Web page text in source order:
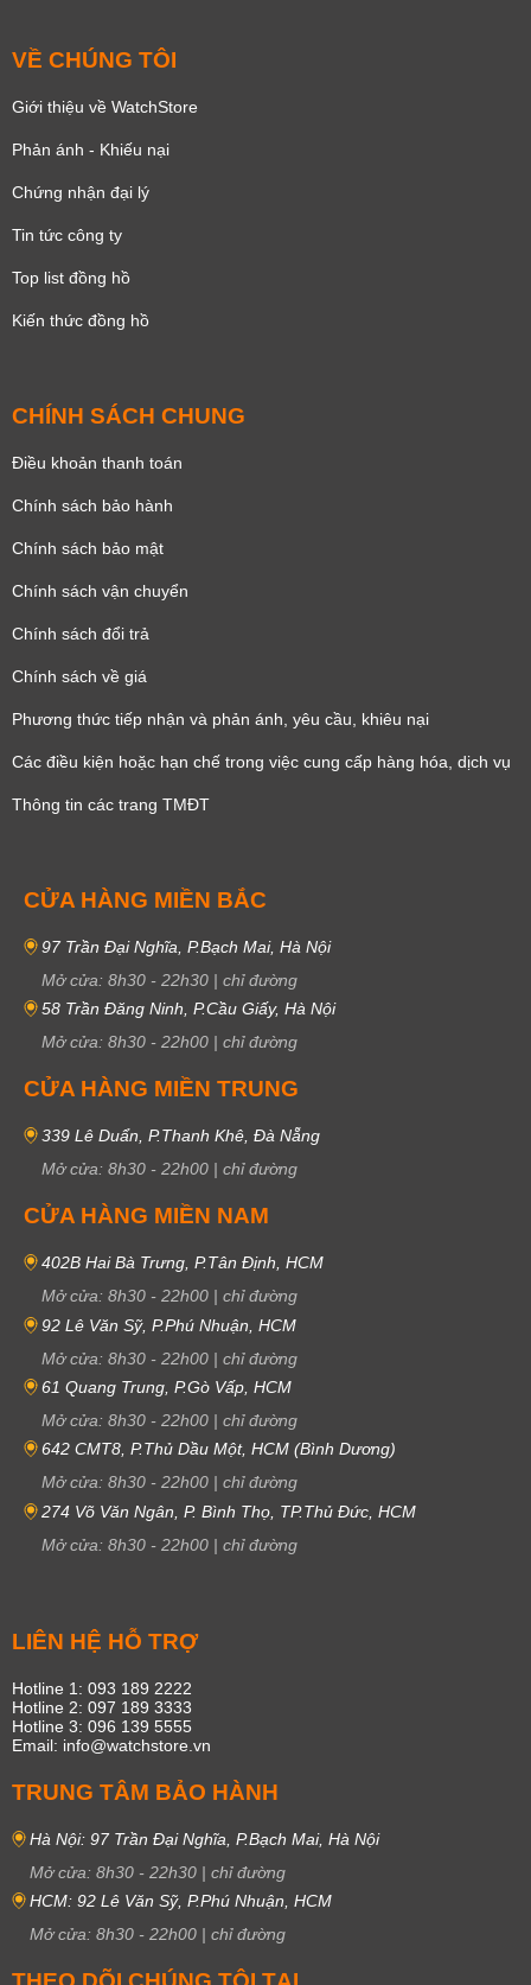
VỀ CHÚNG TÔI
Giới thiệu về WatchStore
Phản ánh - Khiếu nại
Chứng nhận đại lý
Tin tức công ty
Top list đồng hồ
Kiến thức đồng hồ
CHÍNH SÁCH CHUNG
Điều khoản thanh toán
Chính sách bảo hành
Chính sách bảo mật
Chính sách vận chuyển
Chính sách đổi trả
Chính sách về giá
Phương thức tiếp nhận và phản ánh, yêu cầu, khiêu nại
Các điều kiện hoặc hạn chế trong việc cung cấp hàng hóa, dịch vụ
Thông tin các trang TMĐT
CỬA HÀNG MIỀN BẮC
97 Trần Đại Nghĩa, P.Bạch Mai, Hà Nội
Mở cửa: 8h30 - 22h30 | chỉ đường
58 Trần Đăng Ninh, P.Cầu Giấy, Hà Nội
Mở cửa: 8h30 - 22h00 | chỉ đường
CỬA HÀNG MIỀN TRUNG
339 Lê Duẩn, P.Thanh Khê, Đà Nẵng
Mở cửa: 8h30 - 22h00 | chỉ đường
CỬA HÀNG MIỀN NAM
402B Hai Bà Trưng, P.Tân Định, HCM
Mở cửa: 8h30 - 22h00 | chỉ đường
92 Lê Văn Sỹ, P.Phú Nhuận, HCM
Mở cửa: 8h30 - 22h00 | chỉ đường
61 Quang Trung, P.Gò Vấp, HCM
Mở cửa: 8h30 - 22h00 | chỉ đường
642 CMT8, P.Thủ Dầu Một, HCM (Bình Dương)
Mở cửa: 8h30 - 22h00 | chỉ đường
274 Võ Văn Ngân, P. Bình Thọ, TP.Thủ Đức, HCM
Mở cửa: 8h30 - 22h00 | chỉ đường
LIÊN HỆ HỖ TRỢ
Hotline 1: 093 189 2222
Hotline 2: 097 189 3333
Hotline 3: 096 139 5555
Email: info@watchstore.vn
TRUNG TÂM BẢO HÀNH
Hà Nội: 97 Trần Đại Nghĩa, P.Bạch Mai, Hà Nội
Mở cửa: 8h30 - 22h30 | chỉ đường
HCM: 92 Lê Văn Sỹ, P.Phú Nhuận, HCM
Mở cửa: 8h30 - 22h00 | chỉ đường